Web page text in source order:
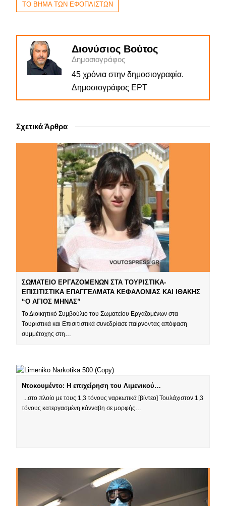
ΤΟ ΒΗΜΑ ΤΩΝ ΕΦΟΠΛΙΣΤΩΝ
Διονύσιος Βούτος
Δημοσιογράφος
45 χρόνια στην δημοσιογραφία.
Δημοσιογράφος ΕΡΤ
Σχετικά Άρθρα
ΣΩΜΑΤΕΙΟ ΕΡΓΑΖΟΜΕΝΩΝ ΣΤΑ ΤΟΥΡΙΣΤΙΚΑ-
ΕΠΙΣΙΤΙΣΤΙΚΑ ΕΠΑΓΓΕΛΜΑΤΑ ΚΕΦΑΛΟΝΙΑΣ ΚΑΙ ΙΘΑΚΗΣ
“Ο ΑΓΙΟΣ ΜΗΝΑΣ”
Το Διοικητικό Συμβούλιο του Σωματείου Εργαζομένων στα
Τουριστικά και Επισιτιστικά συνεδρίασε παίρνοντας απόφαση
συμμέτοχης στη…
Ντοκουμέντο: Η επιχείρηση του Λιμενικού…
...στο πλοίο με τους 1,3 τόνους ναρκωτικά [βίντεο] Τουλάχιστον 1,3
τόνους κατεργασμένη κάνναβη σε μορφής…